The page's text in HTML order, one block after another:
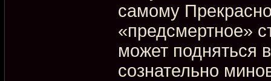
самому
«предсмертное»
может подняться
сознательно